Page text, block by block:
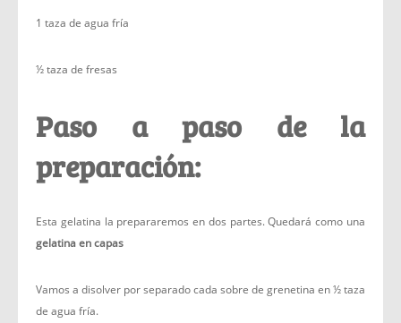
1 taza de agua fría
½ taza de fresas
Paso a paso de la
preparación:
Esta gelatina la prepararemos en dos partes. Quedará como una
gelatina en capas
Vamos a disolver por separado cada sobre de grenetina en ½ taza
de agua fría.